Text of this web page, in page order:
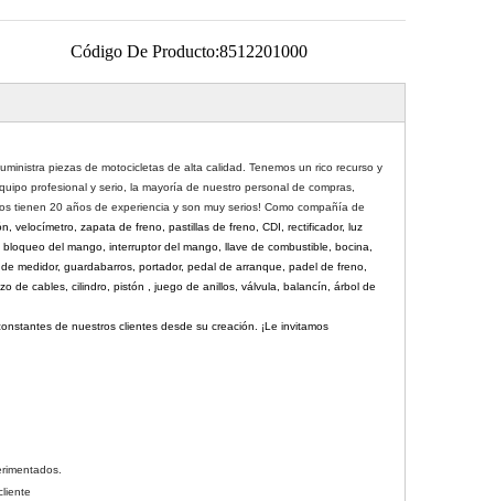
Código De Producto:8512201000
piezas de motocicletas de alta calidad. Tenemos un rico recurso y
profesional y serio, la mayoría de nuestro personal de compras,
tienen 20 años de experiencia y son muy serios! Como compañía de
velocímetro, zapata de freno, pastillas de freno, CDI, rectificador, luz
del mango, interruptor del mango, llave de combustible, bocina,
medidor, guardabarros, portador, pedal de arranque, padel de freno,
de cables, cilindro, pistón , juego de anillos, válvula, balancín, árbol de
de nuestros clientes desde su creación. ¡Le invitamos